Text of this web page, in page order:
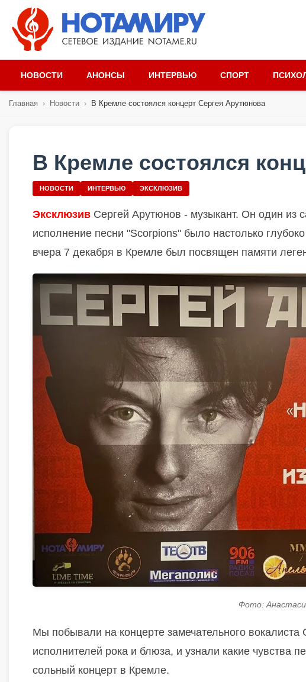
НОВОСТИ АНОНСЫ ИНТЕРВЬЮ СПОРТ
Главная › Новости › В Кремле состоялся концерт Сергея Арутюнова
В Кремле состоялся
НОВОСТИ ИНТЕРВЬЮ ЭКСКЛЮЗИВ
Эксклюзив Сергей Арутюнов - музыкант. Он один из
исполнение песни "Scorpions" было настолько
вчера 7 декабря в Кремле был посвящен памяти
Фото:
Мы побывали на концерте замечательного
исполнителей рока и блюза, и узнали какие чувства
сольный концерт в Кремле.